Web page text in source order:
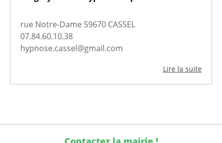
rue Notre-Dame 59670 CASSEL
07.84.60.10.38
hypnose.cassel@gmail.com
Lire la suite